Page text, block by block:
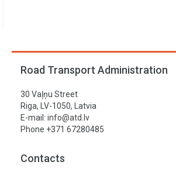
Road Transport Administration
30 Vaļņu Street
Riga, LV-1050, Latvia
E-mail: info@atd.lv
Phone +371 67280485
Contacts